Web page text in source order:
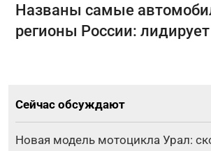
Названы самые
регионы России:
Сейчас обсуждают
Новая модель мотоцикла Урал: